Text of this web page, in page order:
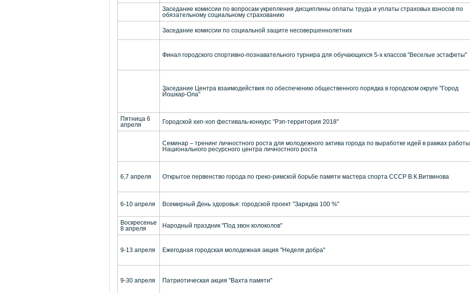
Заседание комиссии по вопросам укрепления дисциплины оплаты труда и уплаты страховых взносов по
обязательному социальному страхованию
Заседание комиссии по социальной защите несовершеннолетних
Финал городского спортивно-познавательного турнира для обучающихся 5-х классов "Веселые эстафеты"
Заседание Центра взаимодействия по обеспечению общественного порядка в городском округе "Город
Йошкар-Ола"
Пятница 6
апреля
Городской хип-хоп фестиваль-конкурс "Рэп-территория 2018"
Семинар – тренинг личностного роста для молодежного актива города по выработке идей в рамках работы
Национального ресурсного центра личностного роста
6,7 апреля Открытое первенство города по греко-римской борьбе памяти мастера спорта СССР В.К.Витвинова
6-10 апреля Всемирный День здоровья: городской проект "Зарядка 100 %"
Воскресенье
8 апреля
Народный праздник "Под звон колоколов"
9-13 апреля Ежегодная городская молодежная акция "Неделя добра"
9-30 апреля Патриотическая акция "Вахта памяти"